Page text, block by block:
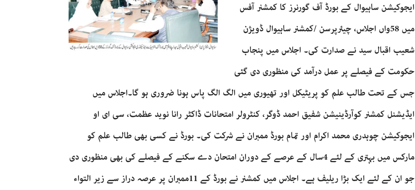
ایجوکیشن ساہیوال کے بورڈ آف گورنرز کا کمشنر آفس
میں 58واں اجلاس، چیئرپرسن /کمشنر ساہیوال ڈویژن
شعیب اقبال سید نے صدارت کی۔ اجلاس میں پنجاب
حکومت کے فیصلے پر عمل درآمد کی منظوری دی گئی
جس کے تحت طالب علم کو پریٹیکل اور تھیوری میں الگ الگ پاس ہونا ضروری ہو گا۔اجلاس میں
ایڈیشنل کمشنر کوآرڈینیشن شفیق احمد ڈوگر، کنٹرولر امتحانات ڈاکٹر رانا نوید عظمت، سی ای او
ایجوکیشن چوہدری محمد اکرام اور تمام بورڈ ممبران نے شرکت کی۔ بورڈ نے کسی بھی طالب علم کو
مارکس میں بہتری کے لئے 4سال کے عرصے کے دوران امتحان دے سکنے کے فیصلے کی بھی منظوری دی
جو ان کے لئے ایک بڑا ریلیف ہے۔ اجلاس میں کمشنر نے بورڈ کے 11ممبران پر عرصہ دراز سے زیر التواء